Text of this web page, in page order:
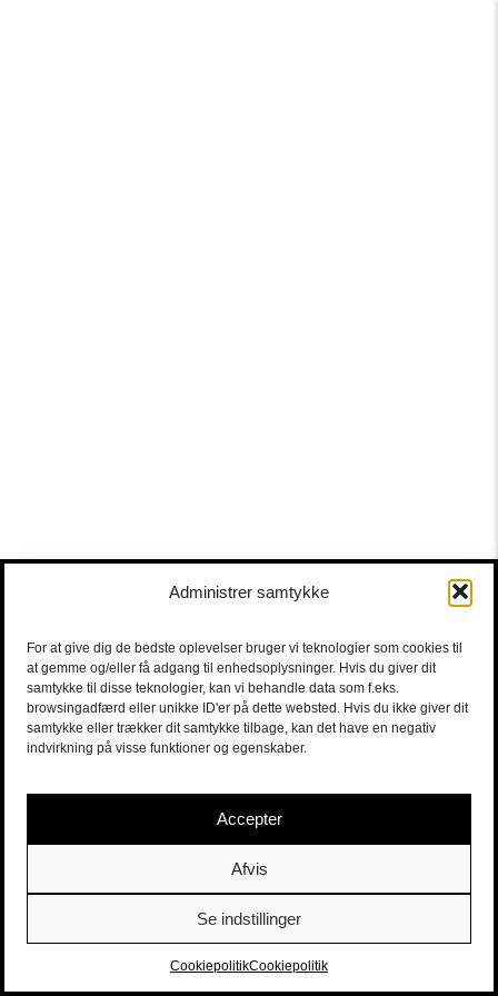
Administrer samtykke
For at give dig de bedste oplevelser bruger vi teknologier som cookies til
at gemme og/eller få adgang til enhedsoplysninger. Hvis du giver dit
samtykke til disse teknologier, kan vi behandle data som f.eks.
browsingadfærd eller unikke ID'er på dette websted. Hvis du ikke giver dit
samtykke eller trækker dit samtykke tilbage, kan det have en negativ
indvirkning på visse funktioner og egenskaber.
Accepter
Afvis
Se indstillinger
CookiepolitikCookiepolitik
Sort/Hvid | Staldgade 26-30 - 1699 Købehavn V |
Billetter|billet@sort-hvid.dk